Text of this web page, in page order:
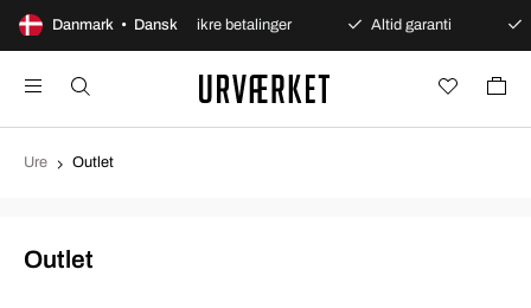
Danmark • Dansk
køb Sikre betalinger Altid garanti Hurtig
Ure Outlet
Outlet